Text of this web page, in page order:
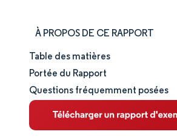
À PROPOS DE CE RAPPORT
Taille et part de marché
Analyse du marché
Tendances et perspectives
Table des matières
Portée du Rapport
Questions fréquemment posées